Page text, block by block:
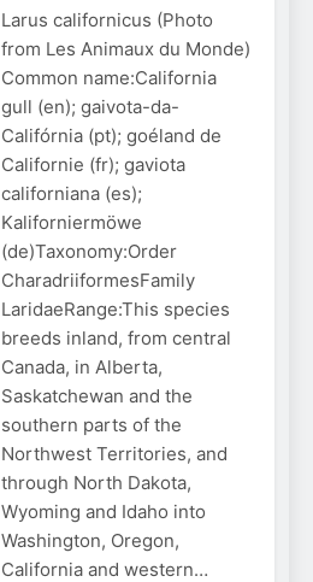
Larus californicus (Photo
from Les Animaux du Monde)
Common name:California
gull (en); gaivota-da-
Califórnia (pt); goéland de
Californie (fr); gaviota
californiana (es);
Kaliforniermöwe
(de)Taxonomy:Order
CharadriiformesFamily
LaridaeRange:This species
breeds inland, from central
Canada, in Alberta,
Saskatchewan and the
southern parts of the
Northwest Territories, and
through North Dakota,
Wyoming and Idaho into
Washington, Oregon,
California and western…